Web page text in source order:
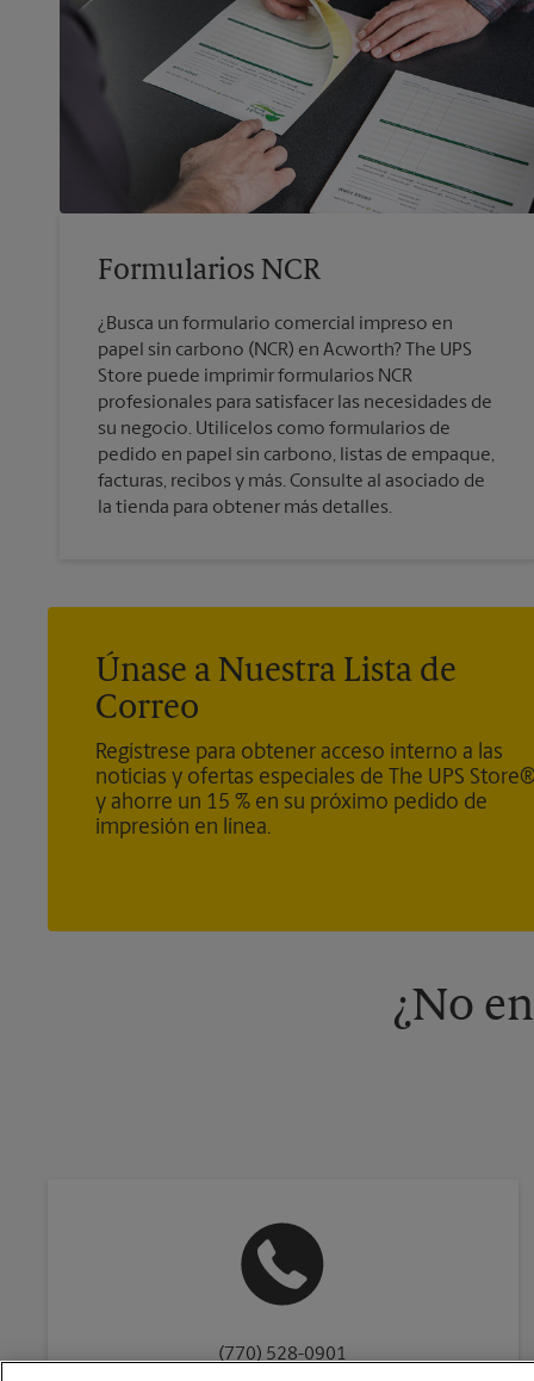
Formularios NCR
¿Busca un formulario comercial impreso en
papel sin carbono (NCR) en Acworth? The UPS
Store puede imprimir formularios NCR
profesionales para satisfacer las necesidades de
su negocio. Utilícelos como formularios de
pedido en papel sin carbono, listas de empaque,
facturas, recibos y más. Consulte al asociado de
la tienda para obtener más detalles.
Únase a Nuestra Lista de
Correo
Regístrese para obtener acceso interno a las
noticias y ofertas especiales de The UPS
y ahorre un 15 % en su próximo pedido de
impresión en línea.
¿No
(770) 528-0901